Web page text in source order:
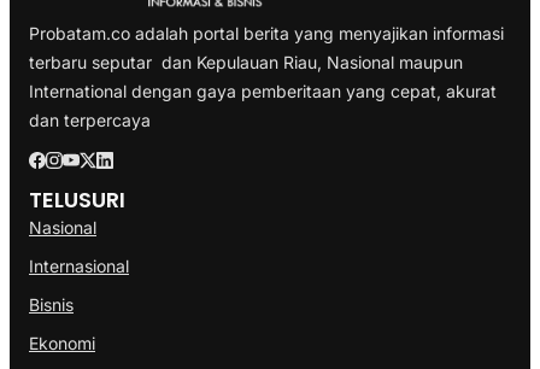
Probatam.co adalah portal berita yang menyajikan informasi
terbaru seputar dan Kepulauan Riau, Nasional maupun
International dengan gaya pemberitaan yang cepat, akurat
dan terpercaya
TELUSURI
Nasional
Internasional
Bisnis
Ekonomi